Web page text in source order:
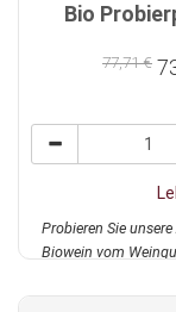
Bio
77,71 €
Probieren Sie
Biowein vom